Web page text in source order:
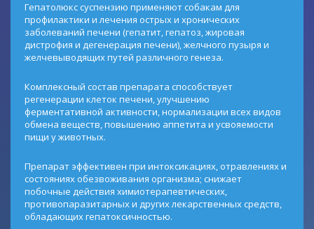
Гепатолюкс суспензию применяют собакам для
профилактики и лечения острых и хронических
заболеваний печени (гепатит, гепатоз, жировая
дистрофия и дегенерация печени), желчного пузыря и
желчевыводящих путей различного генеза.
Комплексный состав препарата способствует
регенерации клеток печени, улучшению
ферментативной активности, нормализации всех видов
обмена веществ, повышению аппетита и усвояемости
пищи у животных.
Препарат эффективен при интоксикациях, отравлениях и
состояниях обезвоживания организма; снижает
побочные действия химиотерапевтических,
противопаразитарных и других лекарственных средств,
обладающих гепатоксичностью.